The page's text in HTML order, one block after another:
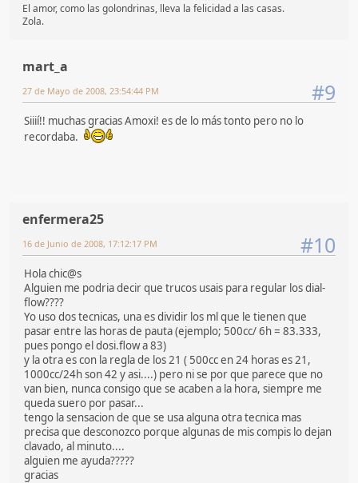
El amor, como las golondrinas, lleva la felicidad a las casas.
Zola.
mart_a
#9
27 de Mayo de 2008, 23:54:44 PM
Siiií!! muchas gracias Amoxi! es de lo más tonto pero no lo
recordaba.
enfermera25
#10
16 de Junio de 2008, 17:12:17 PM
Hola chic@s
Alguien me podria decir que trucos usais para regular los dial-
flow????
Yo uso dos tecnicas, una es dividir los ml que le tienen que
pasar entre las horas de pauta (ejemplo; 500cc/ 6h = 83.333,
pues pongo el dosi.flow a 83)
y la otra es con la regla de los 21 ( 500cc en 24 horas es 21,
1000cc/24h son 42 y asi....) pero ni se por que parece que no
van bien, nunca consigo que se acaben a la hora, siempre me
queda suero por pasar...
tengo la sensacion de que se usa alguna otra tecnica mas
precisa que desconozco porque algunas de mis compis lo dejan
clavado, al minuto....
alguien me ayuda?????
gracias